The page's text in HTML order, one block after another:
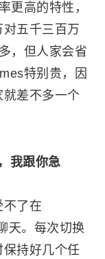
更高的特性，
五千三百万
，但人家会省
特别贵，因
差不多一个
我跟你急
不了在
天。每次切换
持好几个任